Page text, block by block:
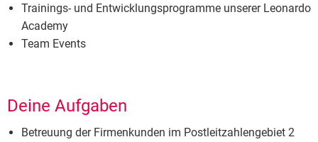
Trainings- und Entwicklungsprogramme unserer Leonardo
Academy
Team Events
Deine Aufgaben
Betreuung der Firmenkunden im Postleitzahlengebiet 2